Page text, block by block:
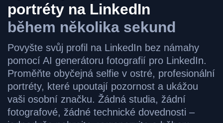
portréty na LinkedIn
během několika sekund
Povyšte svůj profil na LinkedIn bez námahy
pomocí AI generátoru fotografií pro LinkedIn.
Proměňte obyčejná selfie v ostré, profesionální
portréty, které upoutají pozornost a ukážou
vaši osobní značku. Žádná studia, žádní
fotografové, žádné technické dovednosti –